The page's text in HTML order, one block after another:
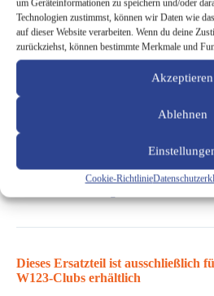
um Geräteinformationen zu speichern und/oder
Technologien zustimmst, können wir Daten wie
auf dieser Website verarbeiten. Wenn du deine
zurückziehst, können bestimmte Merkmale und
Akzeptieren
Ablehnen
Cookie-Richtlinie
Stabilisator Vorderachse W/S123
226,10€
inkl. 19 % MwSt.
Stabilisator Vorderachse W/S123
Dieses Ersatzteil ist ausschließlich
W123-Clubs erhältlich